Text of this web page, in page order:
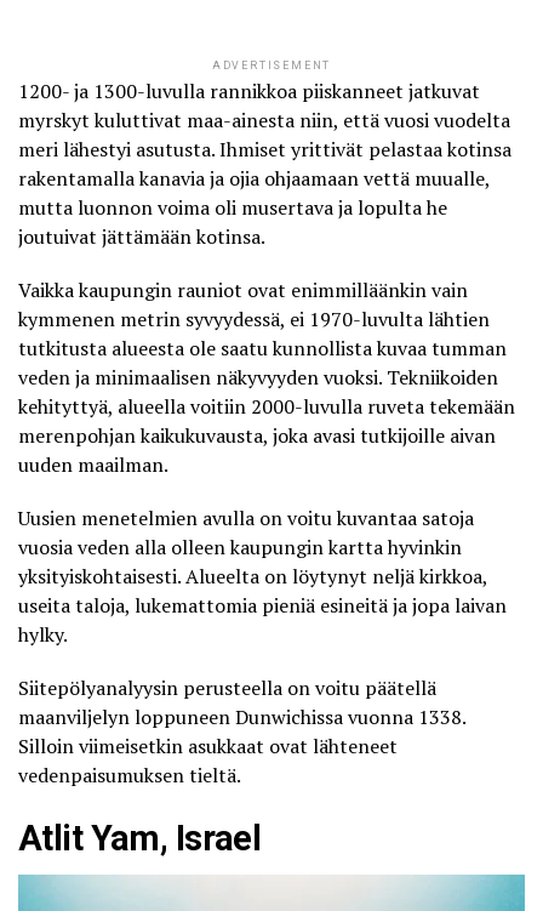
ADVERTISEMENT
1200- ja 1300-luvulla rannikkoa piiskanneet jatkuvat
myrskyt kuluttivat maa-ainesta niin, että vuosi vuodelta
meri lähestyi asutusta. Ihmiset yrittivät pelastaa kotinsa
rakentamalla kanavia ja ojia ohjaamaan vettä muualle,
mutta luonnon voima oli musertava ja lopulta he
joutuivat jättämään kotinsa.
Vaikka kaupungin rauniot ovat enimmilläänkin vain
kymmenen metrin syvyydessä, ei 1970-luvulta lähtien
tutkitusta alueesta ole saatu kunnollista kuvaa tumman
veden ja minimaalisen näkyvyyden vuoksi. Tekniikoiden
kehityttyä, alueella voitiin 2000-luvulla ruveta tekemään
merenpohjan kaikukuvausta, joka avasi tutkijoille aivan
uuden maailman.
Uusien menetelmien avulla on voitu kuvantaa satoja
vuosia veden alla olleenkaupungin karttahyvinkin
yksityiskohtaisesti. Alueelta on löytynyt neljä kirkkoa,
useita taloja, lukemattomia pieniä esineitä ja jopa laivan
hylky.
Siitepölyanalyysin perusteella on voitu päätellä
maanviljelyn loppuneen Dunwichissa vuonna 1338.
Silloin viimeisetkin asukkaat ovat lähteneet
vedenpaisumuksen tieltä.
Atlit Yam, Israel